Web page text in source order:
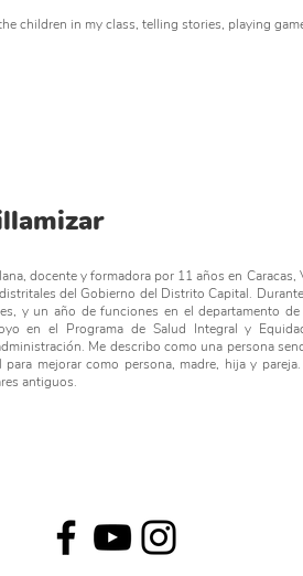
children in my class, telling stories, playing
docente y formadora por 11 años en
del Gobierno del Distrito Capital.
y un año de funciones en el departamento
en el Programa de Salud Integral y
Me describo como una persona
para mejorar como persona, madre, hija y
antiguos.